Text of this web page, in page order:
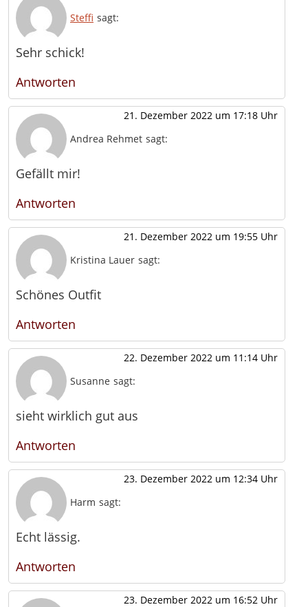
Steffi sagt:
Sehr schick!
Antworten
Andrea Rehmet sagt:
21. Dezember 2022 um 17:18 Uhr
Gefällt mir!
Antworten
Kristina Lauer sagt:
21. Dezember 2022 um 19:55 Uhr
Schönes Outfit
Antworten
Susanne sagt:
22. Dezember 2022 um 11:14 Uhr
sieht wirklich gut aus
Antworten
Harm sagt:
23. Dezember 2022 um 12:34 Uhr
Echt lässig.
Antworten
23. Dezember 2022 um 16:52 Uhr